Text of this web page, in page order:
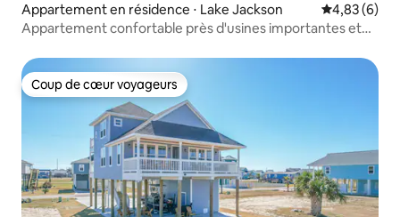
Appartement en résidence ⋅ Lake Jackson Évaluation
4,83 (6)
Appartement confortable près d'usines importantes et
Coup de cœur voyageurs
Coup de cœur voyageurs